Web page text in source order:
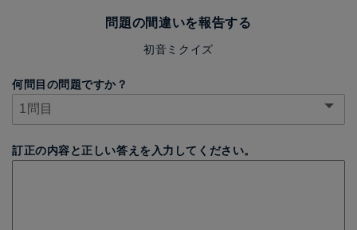
問題の間違いを報告する
初音ミクイズ
何問目の問題ですか？
訂正の内容と正しい答えを入力してください。